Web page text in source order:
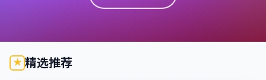
精选推荐